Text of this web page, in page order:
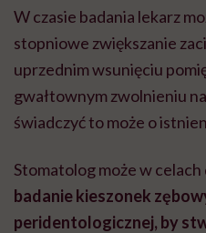
W czasie badania lekarz
stopniowe zwiększanie
uprzednim wsunięciu
gwałtownym zwolnieniu
świadczyć to może o
Stomatolog może w
badanie kieszonek
peridentologicznej, by